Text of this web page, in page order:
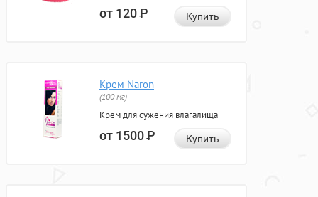
от 120Р Купить
Крем Naron
(100 мг)
Крем для сужения влагалища
от 1500Р Купить